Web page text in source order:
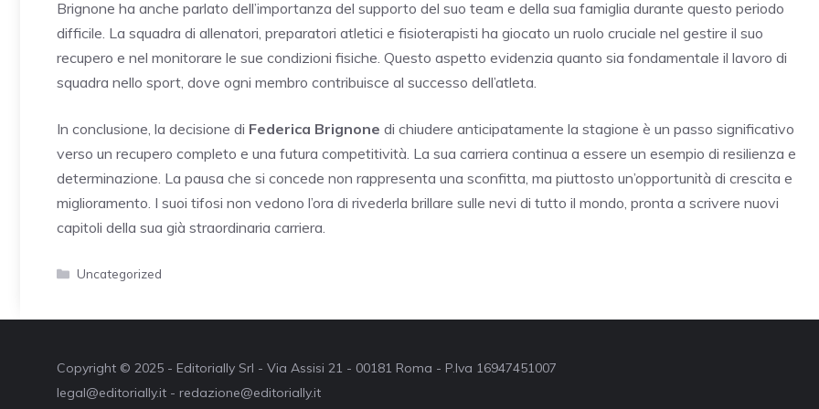
Brignone ha anche parlato dell’importanza del supporto del suo team e della sua famiglia durante questo periodo
difficile. La squadra di allenatori, preparatori atletici e fisioterapisti ha giocato un ruolo cruciale nel gestire il suo
recupero e nel monitorare le sue condizioni fisiche. Questo aspetto evidenzia quanto sia fondamentale il lavoro di
squadra nello sport, dove ogni membro contribuisce al successo dell’atleta.
In conclusione, la decisione di Federica Brignone di chiudere anticipatamente la stagione è un passo significativo
verso un recupero completo e una futura competitività. La sua carriera continua a essere un esempio di resilienza e
determinazione. La pausa che si concede non rappresenta una sconfitta, ma piuttosto un’opportunità di crescita e
miglioramento. I suoi tifosi non vedono l’ora di rivederla brillare sulle nevi di tutto il mondo, pronta a scrivere nuovi
capitoli della sua già straordinaria carriera.
Categorie
Uncategorized
Copyright © 2025 - Editorially Srl - Via Assisi 21 - 00181 Roma - P.Iva 16947451007
legal@editorially.it - redazione@editorially.it